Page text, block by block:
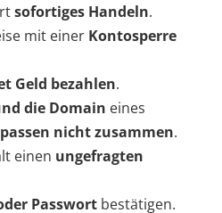
sofortiges Handeln.
mit einer Kontosperre
Geld bezahlen.
die Domain eines
passen nicht zusammen.
einen ungefragten
Passwort bestätigen.